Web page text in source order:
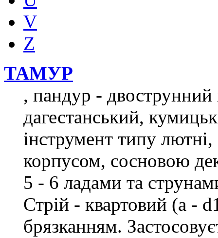
V
Z
ТАМУР
, пандур -
дагестанський,
інструмент типу
корпусом, сосновою
5 - 6 ладами та
Стрій - квартовий (а -
брязканням.